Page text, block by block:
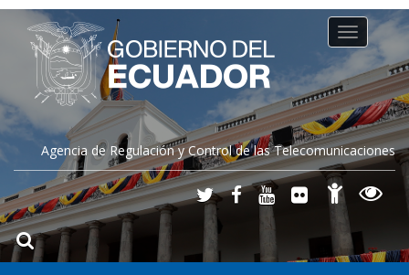
Agencia de Regulación y Control de las Telecomunicaciones
Toggle
navigation